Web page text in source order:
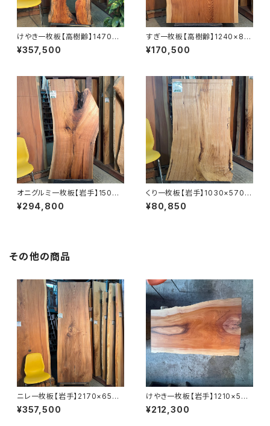
けやき一枚板【高樹齢】1470×5
50~630×53㎜【オイル塗装 仕
上げ済み】
¥357,500
すぎ一枚板【高樹齢】1240×88
0~920×55㎜【オイル塗装 仕上
げ済み】
¥170,500
オニグルミ一枚板【岩手】1500×
370~700×69㎜【オイル塗装
仕上げ済み】
¥294,800
くり一枚板【岩手】1030×570~
680×24㎜【オイル塗装 仕上げ
済み】
¥80,850
その他の商品
ニレ一枚板【岩手】2170×650~
740×55㎜【オイル塗装 仕上げ
済み】
¥357,500
けやき一枚板【岩手】1210×570
~780×48㎜【オイル塗装 仕上
げ済み】
¥212,300